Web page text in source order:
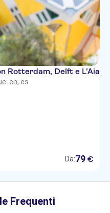
Rotterdam, Delft e L'Aia
en, es
Da:79 €
Frequenti